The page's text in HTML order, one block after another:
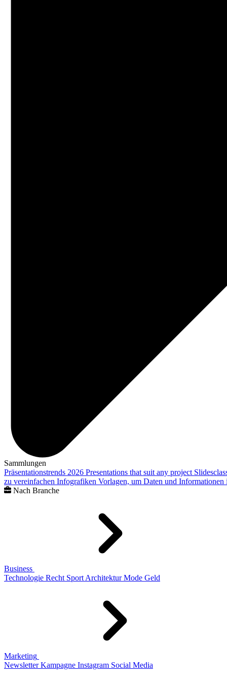
Sammlungen
Präsentationstrends 2026 Presentations that suit any project
zu vereinfachen Infografiken Vorlagen, um Daten und
Nach Branche
Business
Technologie Recht Sport Architektur Mode Geld
Marketing
Newsletter Kampagne Instagram Social Media